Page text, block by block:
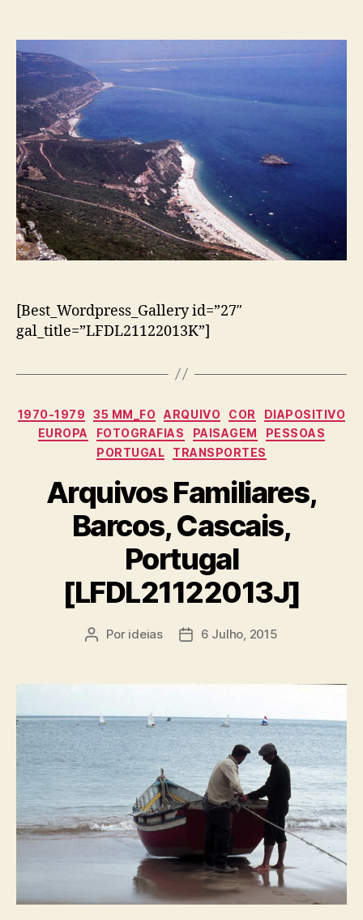
[Best_Wordpress_Gallery id=”27″
gal_title=”LFDL21122013K”]
Categorias
1970-1979 35 MM_FO ARQUIVO COR
DIAPOSITIVO
EUROPA
FOTOGRAFIAS PAISAGEM
PESSOAS
PORTUGAL
TRANSPORTES
Arquivos Familiares,
Barcos, Cascais,
Portugal
[LFDL21122013J]
Autor
Por ideias
Data6 Julho, 2015